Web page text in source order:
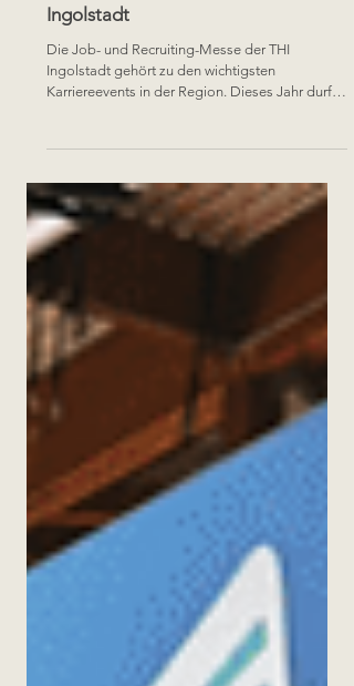
Kaffee Catering auf der CONTACT:
Die Karrieremesse der THI
Ingolstadt
Die Job- und Recruiting-Messe der THI
der Veranstaltung sein und Studierende,
Unternehmen sowie Besucher mit hochwertigen
Kaffeespezialitäten versorgen. Die
Kontaktmesse an der Technischen Hochschule
Unternehmen und Nachwuchstalente
zusammen. Gerade bei langen Gesprächen,
Networking und Recruiting-Terminen